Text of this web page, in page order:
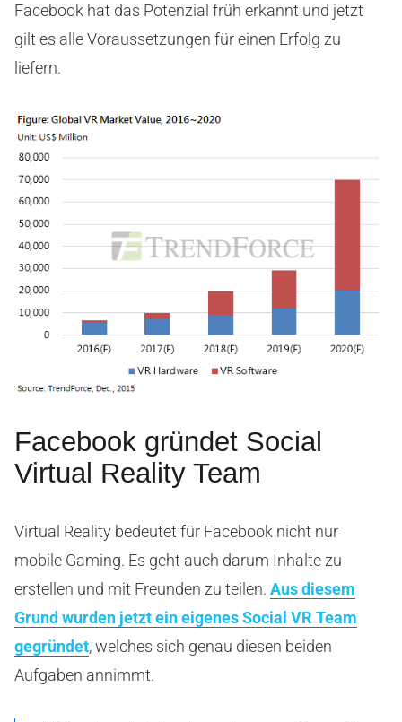
Facebook hat das Potenzial früh erkannt und jetzt
gilt es alle Voraussetzungen für einen Erfolg zu
liefern.
Facebook gründet Social
Virtual Reality Team
Virtual Reality bedeutet für Facebook nicht nur
mobile Gaming. Es geht auch darum Inhalte zu
erstellen und mit Freunden zu teilen. Aus diesem
Grund wurden jetzt ein eigenes Social VR Team
gegründet, welches sich genau diesen beiden
Aufgaben annimmt.